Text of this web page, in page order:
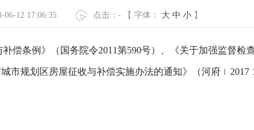
06-12 17:06:35 点击： - 【 字体： 大 中 小 】
偿条例》（国务院令2011第590号）、《关于加强监督检
市规划区房屋征收与补偿实施办法的通知》（河府